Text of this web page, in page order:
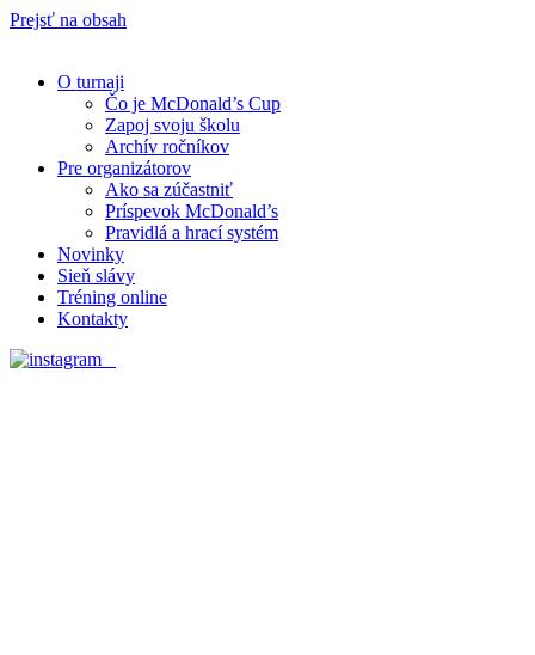
Prejsť na obsah
O turnaji
Čo je McDonald’s Cup
Zapoj svoju školu
Archív ročníkov
Pre organizátorov
Ako sa zúčastniť
Príspevok McDonald’s
Pravidlá a hrací systém
Novinky
Sieň slávy
Tréning online
Kontakty